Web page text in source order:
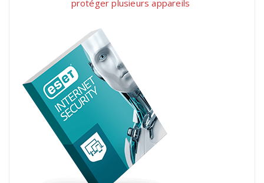
protéger plusieurs appareils